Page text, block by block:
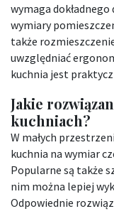
wymaga
wymiary
także
uwzględniać
kuchnia jest
Jakie
kuchniach?
W małych
kuchnia na wymiar
Popularne są także
nim można lepiej
Odpowiednie